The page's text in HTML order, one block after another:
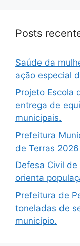
Posts
Saúde da
ação especial
Projeto Escola
entrega de
municipais.
Prefeitura
de Terras
Defesa Civil
orienta
Prefeitura de
toneladas de
município.